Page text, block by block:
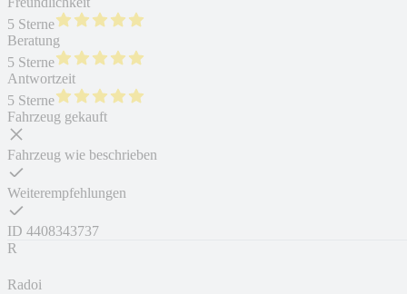
5 Sterne
Beratung
5 Sterne
Antwortzeit
5 Sterne
Fahrzeug gekauft
Fahrzeug wie beschrieben
Weiterempfehlungen
ID 4408343737
R
Radoi